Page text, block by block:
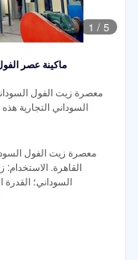
1 / 5
ماكينة عصر
معصرة زيت الفول
معصرة زيت الفول
القاهرة.